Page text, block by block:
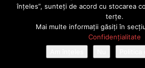
© Ghidul Banatului 2025. Toate drepturile
Power Media FX
înțeles”, sunteți de acord cu stocarea
terțe.
Mai multe informații găsiți în
Confidențialitate